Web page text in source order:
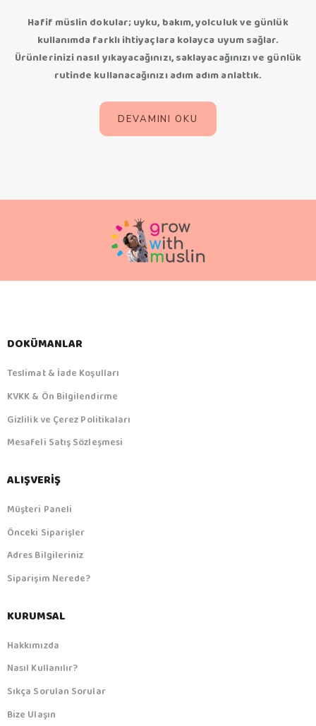
Hafif müslin dokular; uyku, bakım, yolculuk ve günlük
kullanımda farklı ihtiyaçlara kolayca uyum sağlar.
Ürünlerinizi nasıl yıkayacağınızı, saklayacağınızı ve günlük
rutinde kullanacağınızı adım adım anlattık.
DEVAMINI OKU
DOKÜMANLAR
Teslimat & İade Koşulları
KVKK & Ön Bilgilendirme
Gizlilik ve Çerez Politikaları
Mesafeli Satış Sözleşmesi
ALIŞVERIŞ
Müşteri Paneli
Önceki Siparişler
Adres Bilgileriniz
Siparişim Nerede?
KURUMSAL
Hakkımızda
Nasıl Kullanılır?
Sıkça Sorulan Sorular
Bize Ulaşın